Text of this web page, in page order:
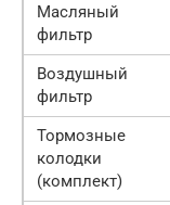
Масляный
фильтр
Воздушный
фильтр
Тормозные
колодки
(комплект)